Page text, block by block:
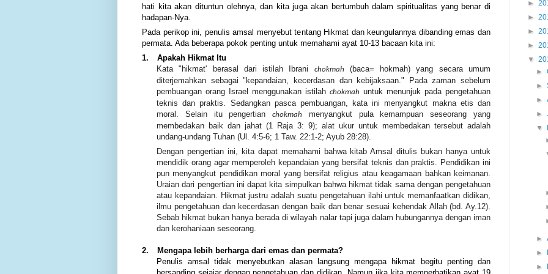
hati kita akan dituntun olehnya, dan kita juga akan bertumbuh dalam spiritualitas yang benar di
hadapan-Nya.
Pada perikop ini, penulis amsal menyebut tentang Hikmat dan keungulannya dibanding emas dan
permata. Ada beberapa pokok penting untuk memahami ayat 10-13 bacaan kita ini:
1.
Apakah Hikmat Itu
Kata "hikmat' berasal dari istilah
Ibrani chokmah (baca= hokmah)yang secara umum
diterjemahkan sebagai "kepandaian, kecerdasan dan kebijaksaan." Pada zaman sebelum
pembuangan orang Israel menggunakan istilah chokmah untuk menunjuk pada pengetahuan
teknis dan praktis. Sedangkan pasca pembuangan, kata ini menyangkut makna etis dan
moral. Selain itu pengertian
chokmah
menyangkut pula kemampuan seseorang yang
membedakan baik dan jahat (1 Raja 3: 9); alat ukur untuk membedakan tersebut adalah
undang-undang Tuhan (Ul. 4:5-6; 1 Taw. 22:1-2; Ayub 28:28).
Dengan pengertian ini, kita dapat memahami bahwa kitab Amsal ditulis bukan hanya untuk
mendidik orang agar memperoleh kepandaian yang bersifat teknis dan praktis. Pendidikan ini
pun menyangkut pendidikan moral yang bersifat religius atau keagamaan bahkan keimanan.
Uraian dari pengertian ini dapat kita simpulkan bahwa hikmat tidak sama dengan pengetahuan
atau kepandaian. Hikmat justru adalah suatu pengetahuan ilahi untuk memanfaatkan didikan,
ilmu pengetahuan dan kecerdasan dengan baik dan benar sesuai kehendak Allah (bd. Ay.12).
Sebab hikmat bukan hanya berada di wilayah nalar tapi juga dalam hubungannya dengan iman
dan kerohaniaan seseorang.
2.
Mengapa lebih berharga dari emas dan permata?
Penulis amsal tidak menyebutkan alasan langsung mengapa hikmat begitu penting dan
►
►
►
►
▼
►
►
►
►
▼
►
►
►